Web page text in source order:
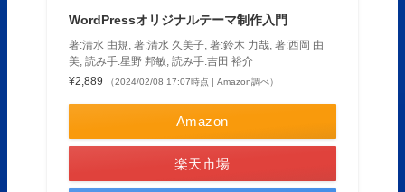
WordPressオリジナルテーマ制作入門
著:清水 由規, 著:清水 久美子, 著:鈴木 力哉, 著:西岡 由
美, 読み手:星野 邦敏, 読み手:吉田 裕介
¥2,889
（2024/02/08 17:07時点 | Amazon調べ）
Amazon
楽天市場